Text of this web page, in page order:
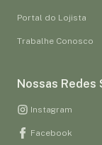
Portal do Lojista
Trabalhe Conosco
Nossas Redes
Instagram
Facebook